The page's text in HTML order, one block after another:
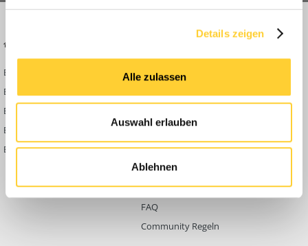
Details zeigen
Alle zulassen
Auswahl erlauben
Ablehnen
Bauforum24 News
Bauforum24 TV
BF24 Mediathek
BF24 Fotostrecken
Bauforum Shop
Registrieren
Neue Themen
Forenübersicht
Inside
Anleitungen
FAQ
Community Regeln